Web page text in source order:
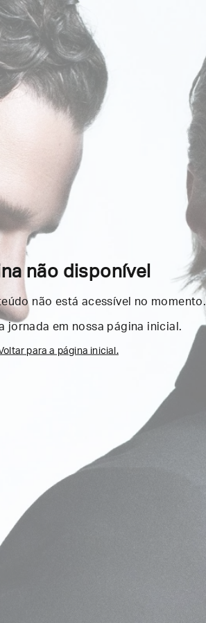
não disponível
não está acessível no momento.
jornada em nossa página inicial.
para a página inicial.